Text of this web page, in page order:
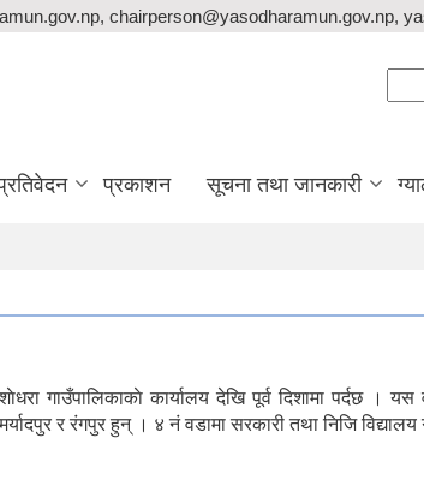
chairperson@yasodharamun.gov.np,
प्रकाशन सूचना तथा जानकारी
गाउँपालिकाकाे कार्यालय देखि पूर्व दिशामा पर्दछ ।
र र‍ंगपुर हुन् । ४ नं वडामा सरकारी तथा निजि